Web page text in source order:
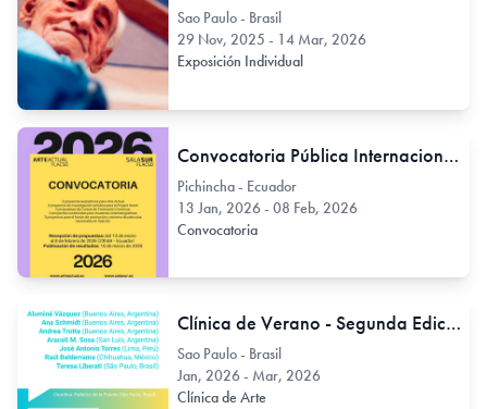
Sao Paulo - Brasil
29 Nov, 2025 - 14 Mar, 2026
Exposición Individual
Convocatoria Pública Internacional: Arte Actual FLACSO + Sala Sur FLACSO
Pichincha - Ecuador
13 Jan, 2026 - 08 Feb, 2026
Convocatoria
Clínica de Verano - Segunda Edición
Sao Paulo - Brasil
Jan, 2026 - Mar, 2026
Clínica de Arte